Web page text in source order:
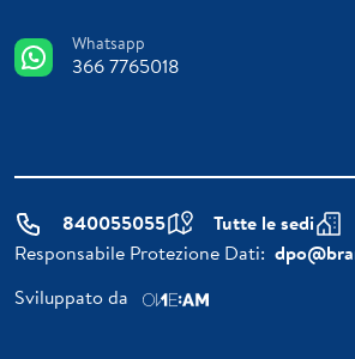
Whatsapp
366 7765018
840055055 Tutte le sedi
Responsabile Protezione Dati:
Sviluppato da